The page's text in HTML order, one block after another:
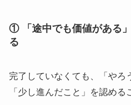
① 「途中でも価値がある
る
完了していなくても、「やろ
「少し進んだこと」を認める